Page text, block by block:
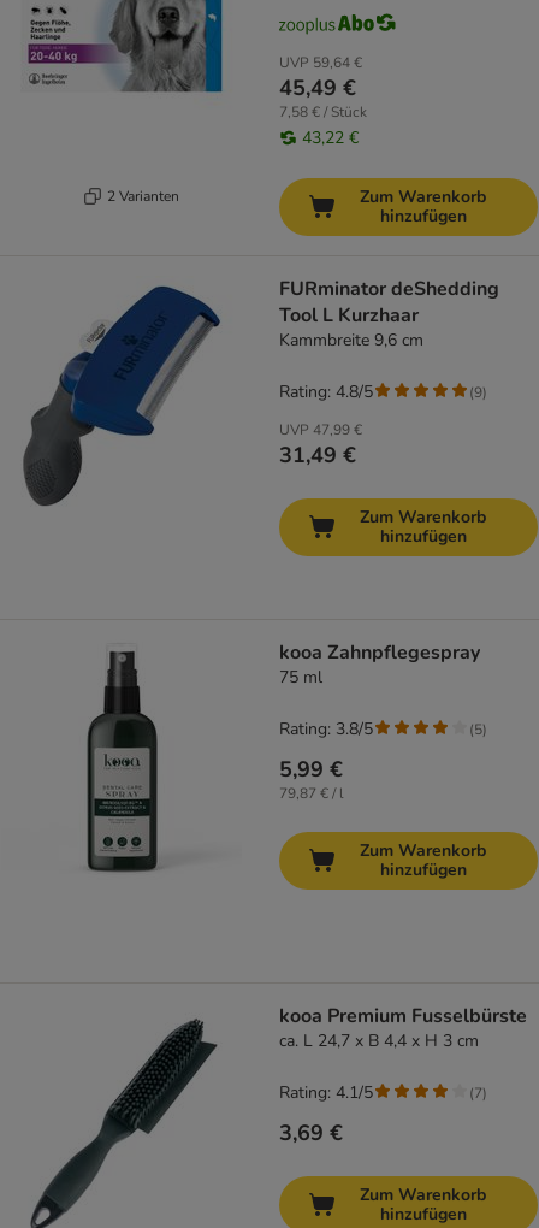
2 Varianten
UVP 59,64 €
45,49 €
7,58 € / Stück
43,22 €
Zum Warenkorb
hinzufügen
FURminator deShedding
Tool L Kurzhaar
Kammbreite 9,6 cm
UVP 47,99 €
31,49 €
Rating: 4.8/5 (9)
Zum Warenkorb
hinzufügen
kooa Zahnpflegespray
75 ml
5,99 €
79,87 € / l
Rating: 3.8/5 (5)
Zum Warenkorb
hinzufügen
kooa Premium Fusselbürste
ca. L 24,7 x B 4,4 x H 3 cm
3,69 €
Rating: 4.1/5 (7)
Zum Warenkorb
hinzufügen